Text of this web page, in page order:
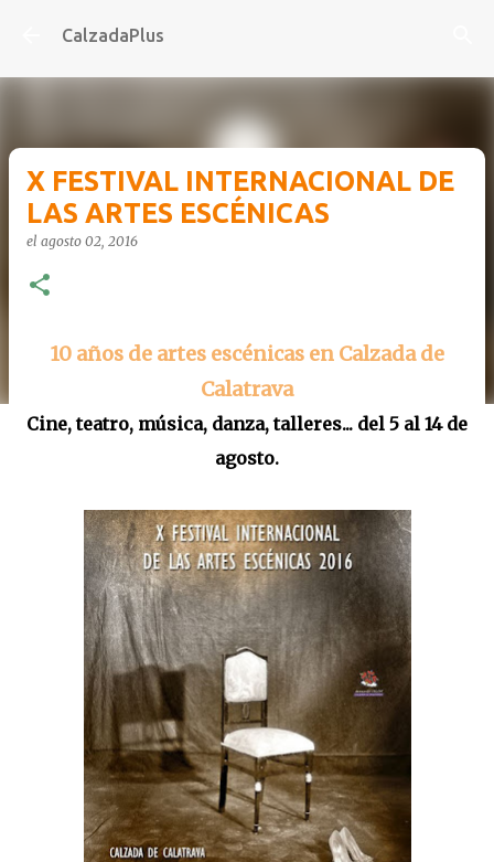
Ir al contenido principal
CalzadaPlus
X FESTIVAL INTERNACIONAL DE
LAS ARTES ESCÉNICAS
el agosto 02, 2016
10 años de artes escénicas en Calzada de
Calatrava
Cine, teatro, música, danza, talleres... del 5 al 14 de
agosto.